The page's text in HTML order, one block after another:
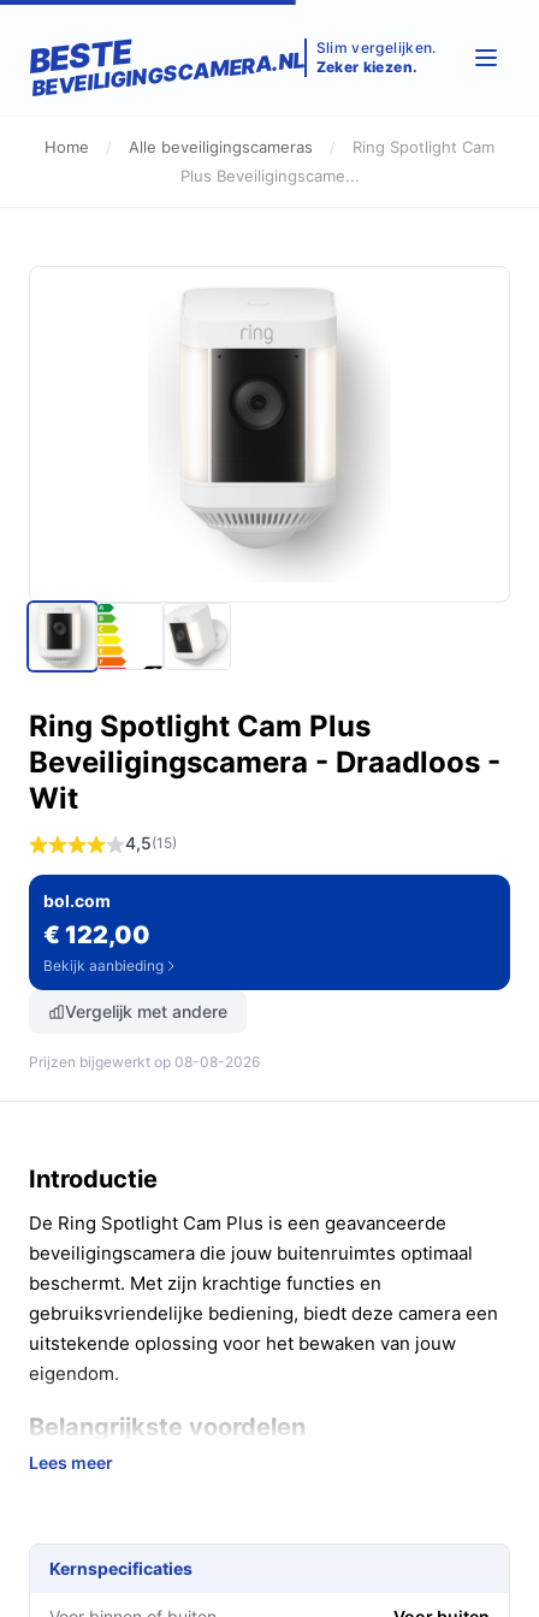
BESTE
BEVEILIGINGSCAMERA.NL Slim vergelijken.
Zeker kiezen.
Home / Alle beveiligingscameras /
Ring Spotlight Cam
Plus Beveiligingscame...
Ring Spotlight Cam Plus
Beveiligingscamera - Draadloos -
Wit
4,5(15)
bol.com
€ 122,00
Bekijk aanbieding
Vergelijk met andere
Prijzen bijgewerkt op 08-08-2026
Introductie
De Ring Spotlight Cam Plus is een geavanceerde
beveiligingscamera die jouw buitenruimtes optimaal
beschermt. Met zijn krachtige functies en
gebruiksvriendelijke bediening, biedt deze camera een
uitstekende oplossing voor het bewaken van jouw
eigendom.
Belangrijkste voordelen
De Ring Spotlight Cam Plus biedt diverse voordelen die
HD-video in 1080p:Geniet van scherpe beelden,
dag en nacht, zodat je elk detail kunt vastleggen.
Bewegingsgeactiveerde schijnwerpers:De
Lees meer
Kernspecificaties